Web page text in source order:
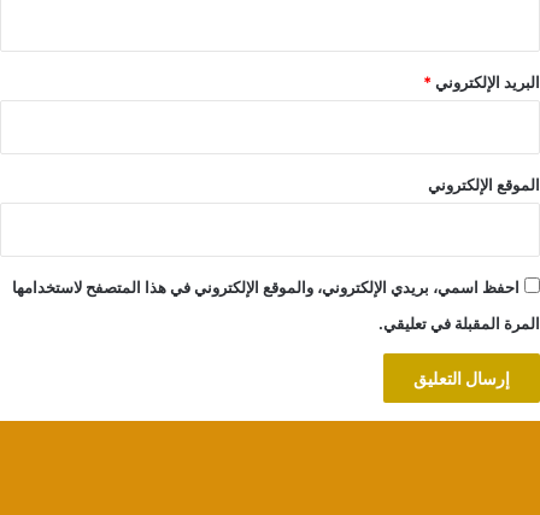
البريد الإلكتروني*
الموقع الإلكتروني
احفظ اسمي، بريدي الإلكتروني، والموقع الإلكتروني في هذا المتصفح لاستخدامها
المرة المقبلة في تعليقي.